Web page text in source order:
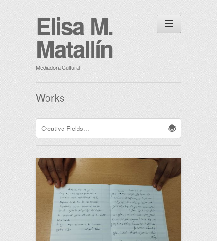
Elisa M.
Matallín
Mediadora Cultural
Works